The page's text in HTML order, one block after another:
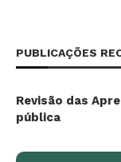
PUBLICAÇÕES
Revisão das
pública